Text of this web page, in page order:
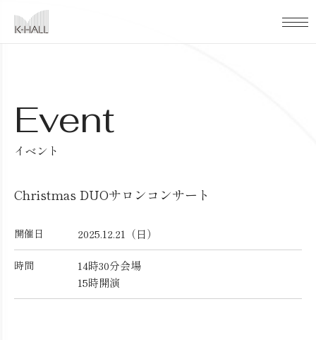
メ
イベント
Event
Christmas DUOサロンコンサート
開催日 2025.12.21（日）
時間
14時30分会場
15時開演